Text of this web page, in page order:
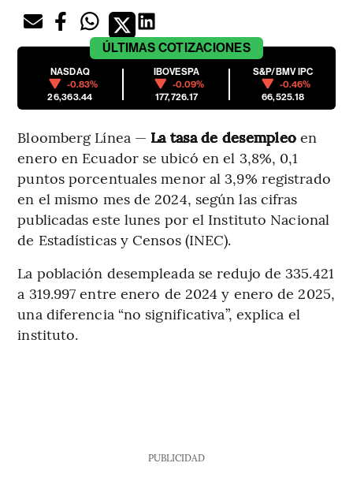
ÚLTIMAS COTIZACIONES
NASDAQ
-0.83%
26,363.44
IBOVESPA
-0.09%
177,726.17
S&P/BMV IPC
-0.46%
66,525.18
Bloomberg Línea — La tasa de desempleoen
enero en Ecuador se ubicó en el 3,8%, 0,1
puntos porcentuales menor al 3,9% registrado
en el mismo mes de 2024, según las cifras
publicadas este lunes por el Instituto Nacional
de Estadísticas y Censos (INEC).
La población desempleada se redujo de 335.421
a 319.997 entre enero de 2024 y enero de 2025,
una diferencia “no significativa”, explica el
instituto.
PUBLICIDAD